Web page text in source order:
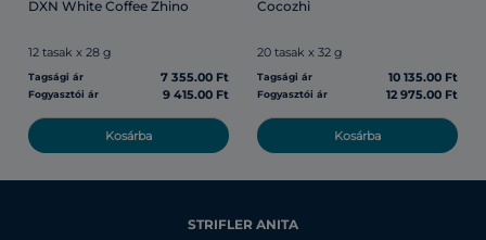
DXN White Coffee Zhino
12 tasak x 28 g
Tagsági ár 7 355.00 Ft
Fogyasztói ár 9 415.00 Ft
Kosárba
Cocozhi
20 tasak x 32 g
Tagsági ár 10 135.00 Ft
Fogyasztói ár 12 975.00 Ft
Kosárba
STRIFLER ANITA